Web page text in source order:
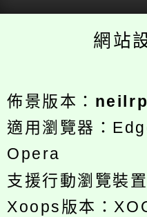
網站
佈景版本：
適用瀏覽器：
Opera
支援行動瀏覽裝置
Xoops版本：